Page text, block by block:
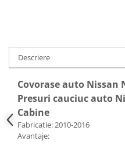
Accesorii auto
Incalzire scaune
Stergatoare auto
Paravanturi auto
Lumini ambientale
Descriere
Covorase auto Nissan
Presuri cauciuc auto
Cabine
Fabricatie: 2010-2016
Avantaje: